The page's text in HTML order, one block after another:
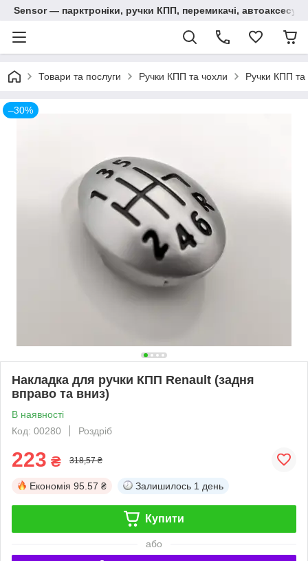
Sensor — парктроніки, ручки КПП, перемикачі,
Товари та послуги Ручки КПП та чохли Ручки КПП
–30%
Накладка для ручки КПП Renault (задня
вправо та вниз)
В наявності
Код: 00280
Роздріб
223 ₴ 318,57 ₴
Економія 95.57 ₴ Залишилось 1 день
Купити
або